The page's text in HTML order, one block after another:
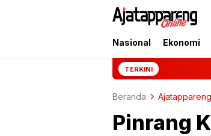
Nasional Ekonomi
TERKINI Mantan
Beranda Ajatappareng
Pinrang